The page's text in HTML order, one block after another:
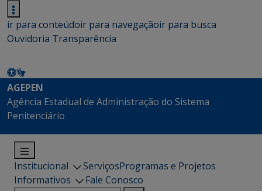
ir para conteúdoir para navegaçãoir para busca
Ouvidoria Transparência
AGEPEN
Agência Estadual de Administração do Sistema
Penitenciário
Institucional ServiçosProgramas e Projetos
Informativos
Fale Conosco